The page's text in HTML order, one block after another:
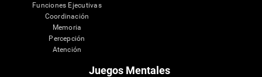
Funciones Ejecutivas
Coordinación
Memoria
Percepción
Atención
Juegos Mentales